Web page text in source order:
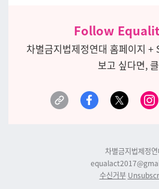
Follow
차별금지법제정연대 홈페이지 +
보고 싶다면,
차별금지법제정연
수신거부